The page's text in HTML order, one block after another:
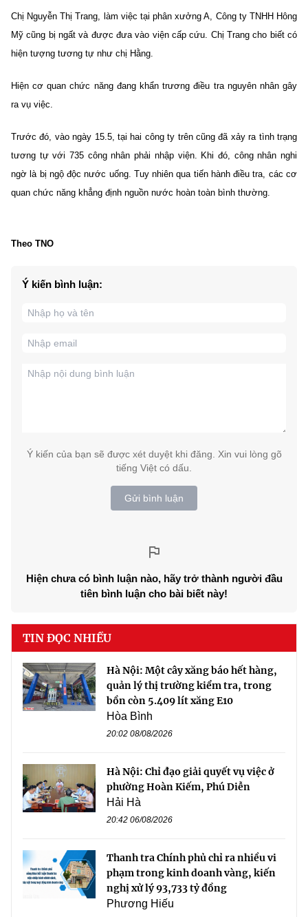
Chị Nguyễn Thị Trang, làm việc tại phân xưởng A, Công ty TNHH Hông
Mỹ cũng bị ngất và được đưa vào viện cấp cứu. Chị Trang cho biết có
hiện tượng tương tự như chị Hằng.
Hiện cơ quan chức năng đang khẩn trương điều tra nguyên nhân gây
ra vụ việc.
Trước đó, vào ngày 15.5, tại hai công ty trên cũng đã xảy ra tình trạng
tương tự với 735 công nhân phải nhập viện. Khi đó, công nhân nghi
ngờ là bị ngộ độc nước uống. Tuy nhiên qua tiến hành điều tra, các cơ
quan chức năng khẳng định nguồn nước hoàn toàn bình thường.
Theo TNO
Ý kiến bình luận:
Ý kiến của bạn sẽ được xét duyệt khi đăng. Xin vui lòng gõ
tiếng Việt có dấu.
Gửi bình luận
Hiện chưa có bình luận nào, hãy trở thành người đầu
tiên bình luận cho bài biết này!
TIN ĐỌC NHIỀU
Hà Nội: Một cây xăng báo hết hàng,
quản lý thị trường kiểm tra, trong
bồn còn 5.409 lít xăng E10
Hòa Bình
20:02 08/08/2026
Hà Nội: Chỉ đạo giải quyết vụ việc ở
phường Hoàn Kiếm, Phú Diễn
Hải Hà
20:42 06/08/2026
Thanh tra Chính phủ chỉ ra nhiều vi
phạm trong kinh doanh vàng, kiến
nghị xử lý 93,733 tỷ đồng
Phương Hiếu